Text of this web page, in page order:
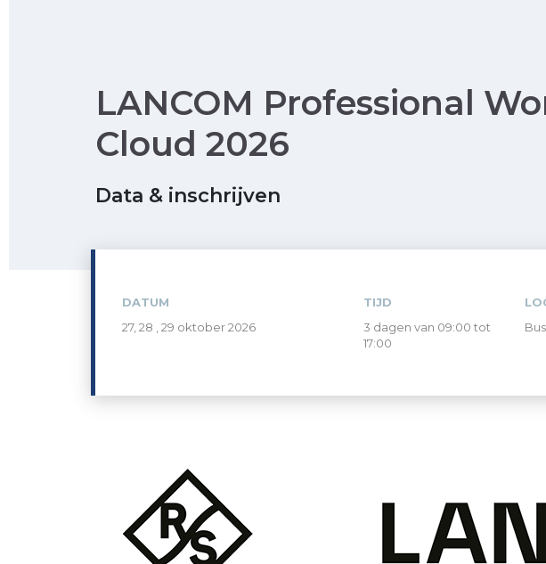
LANCOM Professional
Cloud 2026
Data & inschrijven
DATUM
27, 28 , 29 oktober 2026
TIJD
3 dagen van 09:00 tot
17:00